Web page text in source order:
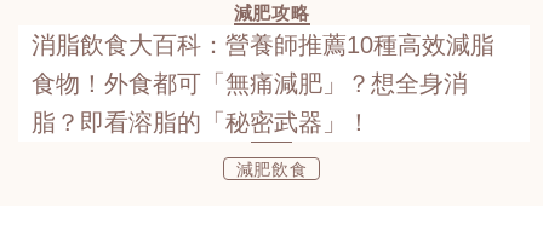
減肥攻略
消脂飲食大百科：營養師推薦10種高效減脂
食物！外食都可「無痛減肥」？想全身消
脂？即看溶脂的「秘密武器」！
減肥飲食